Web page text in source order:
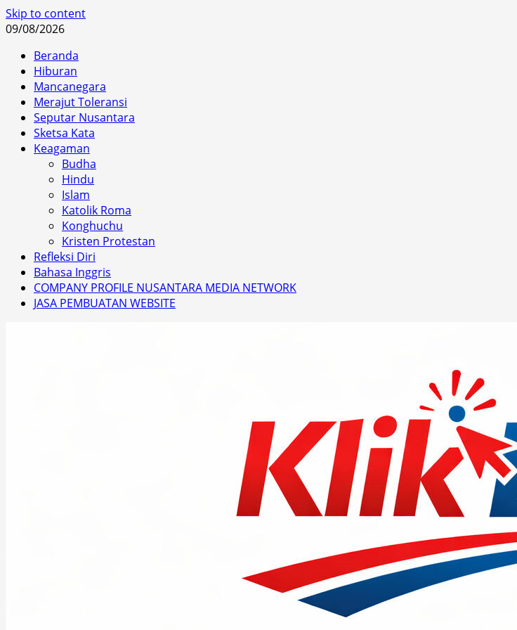
Skip to content
09/08/2026
Beranda
Hiburan
Mancanegara
Merajut Toleransi
Seputar Nusantara
Sketsa Kata
Keagaman
Budha
Hindu
Islam
Katolik Roma
Konghuchu
Kristen Protestan
Refleksi Diri
Bahasa Inggris
COMPANY PROFILE NUSANTARA MEDIA NETWORK
JASA PEMBUATAN WEBSITE